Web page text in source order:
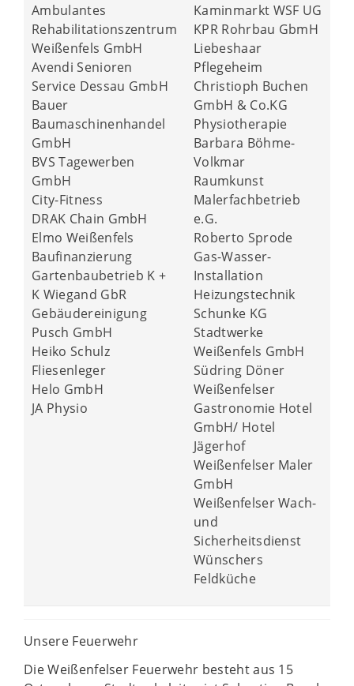
Ambulantes
Rehabilitationszentrum
Weißenfels GmbH
Avendi Senioren
Service Dessau GmbH
Bauer
Baumaschinenhandel
GmbH
BVS Tagewerben
GmbH
City-Fitness
DRAK Chain GmbH
Elmo Weißenfels
Baufinanzierung
Gartenbaubetrieb K +
K Wiegand GbR
Gebäudereinigung
Pusch GmbH
Heiko Schulz
Fliesenleger
Helo GmbH
JA Physio
Kaminmarkt WSF UG
KPR Rohrbau GbmH
Liebeshaar
Pflegeheim
Christioph Buchen
GmbH & Co.KG
Physiotherapie
Barbara Böhme-
Volkmar
Raumkunst
Malerfachbetrieb
e.G.
Roberto Sprode
Gas-Wasser-
Installation
Heizungstechnik
Schunke KG
Stadtwerke
Weißenfels GmbH
Südring Döner
Weißenfelser
Gastronomie Hotel
GmbH/ Hotel
Jägerhof
Weißenfelser Maler
GmbH
Weißenfelser Wach-
und
Sicherheitsdienst
Wünschers
Feldküche
Unsere Feuerwehr
Die Weißenfelser Feuerwehr besteht aus 15